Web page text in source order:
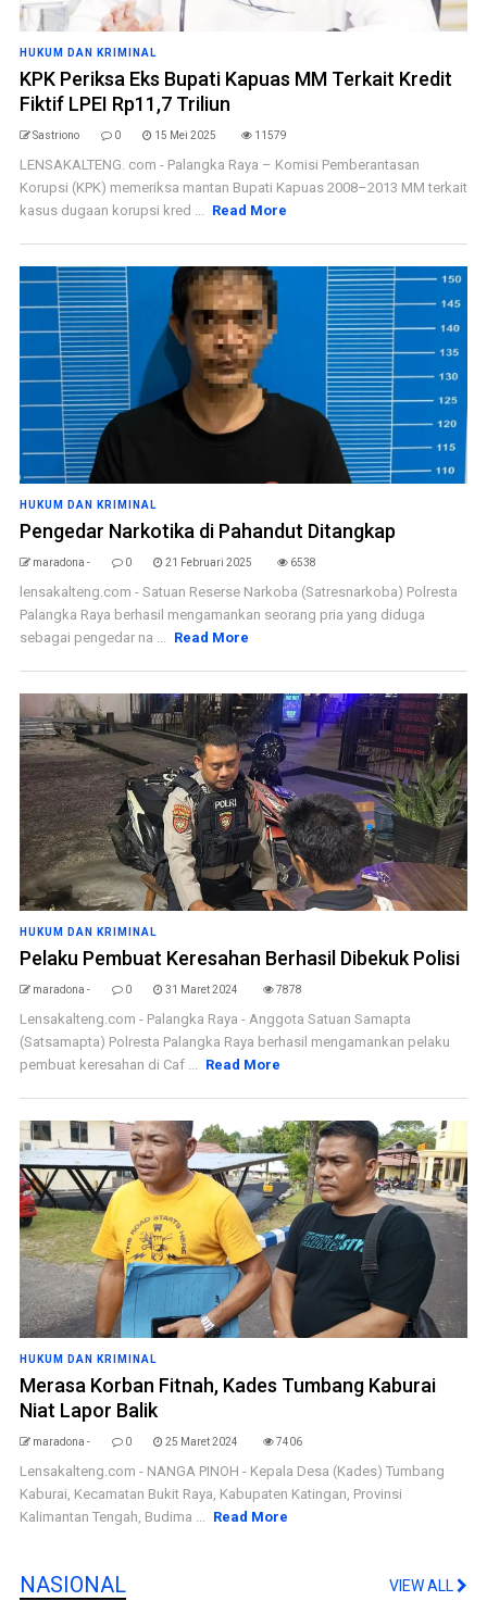
HUKUM DAN KRIMINAL
KPK Periksa Eks Bupati Kapuas MM Terkait Kredit
Fiktif LPEI Rp11,7 Triliun
Sastriono 0 15 Mei 2025 11579
LENSAKALTENG. com - Palangka Raya – Komisi Pemberantasan
Korupsi (KPK) memeriksa mantan Bupati Kapuas 2008–2013 MM terkait
kasus dugaan korupsi kred ... Read More
HUKUM DAN KRIMINAL
Pengedar Narkotika di Pahandut Ditangkap
maradona - 0 21 Februari 2025 6538
lensakalteng.com - Satuan Reserse Narkoba (Satresnarkoba) Polresta
Palangka Raya berhasil mengamankan seorang pria yang diduga
sebagai pengedar na ... Read More
HUKUM DAN KRIMINAL
Pelaku Pembuat Keresahan Berhasil Dibekuk Polisi
maradona - 0 31 Maret 2024 7878
Lensakalteng.com - Palangka Raya - Anggota Satuan Samapta
(Satsamapta) Polresta Palangka Raya berhasil mengamankan pelaku
pembuat keresahan di Caf ... Read More
HUKUM DAN KRIMINAL
Merasa Korban Fitnah, Kades Tumbang Kaburai
Niat Lapor Balik
maradona - 0 25 Maret 2024 7406
Lensakalteng.com - NANGA PINOH - Kepala Desa (Kades) Tumbang
Kaburai, Kecamatan Bukit Raya, Kabupaten Katingan, Provinsi
Kalimantan Tengah, Budima ... Read More
NASIONAL VIEW ALL